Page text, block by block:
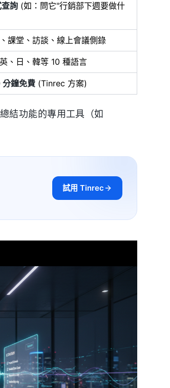
詢 (如：問它"行銷部下週要做什
課堂、訪談、線上會議側錄
、日、韓等 10 種語言
鐘免費 (Tinrec 方案)
結功能的專用工具（如
試用 Tinrec